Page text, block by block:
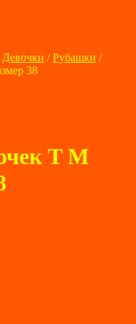
Девочки /Рубашки /
38
T M